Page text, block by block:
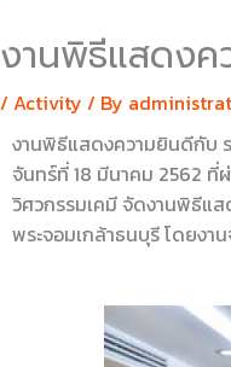
งานพิธีแสดงค
/ Activity / By
งานพิธีแสดงความยินดีกับ ร
จันทร์ที่ 18 มีนาคม 2562 ที่
วิศวกรรมเคมี จัดงานพิธีแส
พระจอมเกล้าธนบุรี โดยงา